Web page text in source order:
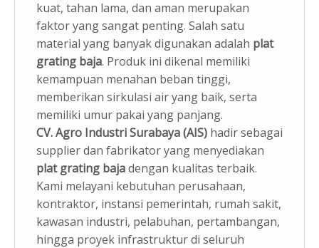
kuat, tahan lama, dan aman merupakan
faktor yang sangat penting. Salah satu
material yang banyak digunakan adalah plat
grating baja. Produk ini dikenal memiliki
kemampuan menahan beban tinggi,
memberikan sirkulasi air yang baik, serta
memiliki umur pakai yang panjang.
CV. Agro Industri Surabaya (AIS) hadir sebagai
supplier dan fabrikator yang menyediakan
plat grating bajadengan kualitas terbaik.
Kami melayani kebutuhan perusahaan,
kontraktor, instansi pemerintah, rumah sakit,
kawasan industri, pelabuhan, pertambangan,
hingga proyek infrastruktur di seluruh